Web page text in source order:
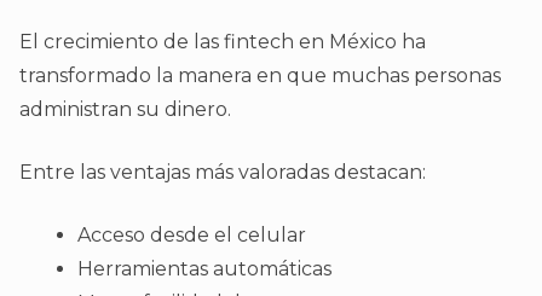
El crecimiento de las fintech en México ha
transformado la manera en que muchas personas
administran su dinero.
Entre las ventajas más valoradas destacan:
Acceso desde el celular
Herramientas automáticas